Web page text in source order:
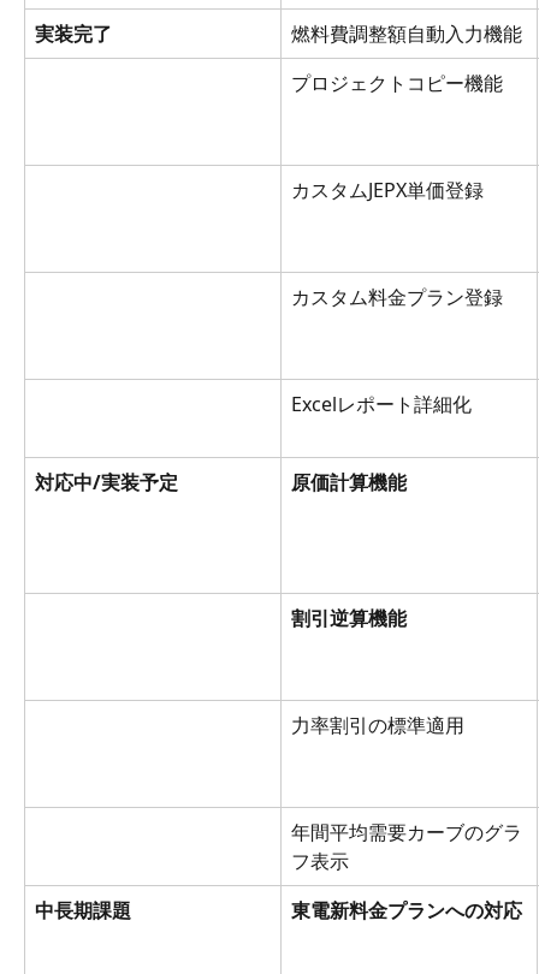
実装完了
燃料費調整額自動入力機能
プロジェクトコピー機能
カスタムJEPX単価登録
カスタム料金プラン登録
Excelレポート詳細化
対応中/実装予定 原価計算機能
割引逆算機能
力率割引の標準適用
年間平均需要カーブのグラ
フ表示
中長期課題
東電新料金プランへの対応